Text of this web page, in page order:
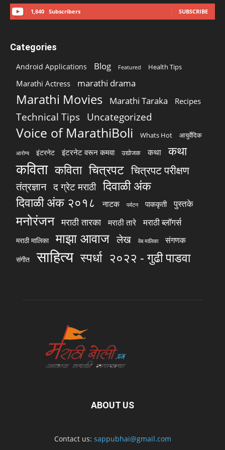
1,840 Subscribers SUBSCRIBE
Categories
Android Applications Blog Featured Health Tips
Marathi Actress marathi drama
Marathi Movies Marathi Taraka Recipes
Technical Tips Uncategorized
Voice of MarathiBoli Whats Hot आयुर्वेदिक
आरोग्य इंटरनेट इंटरनेट वरून कमवा उद्योजक कथा कथा
कविता कविता चित्रपट चित्रपट परीक्षण
तंत्रज्ञान द ग्रेट मराठी दिवाळी अंक
दिवाळी अंक २०१८
नाटक पर्यटन पाककृती पुस्तके
मनोरंजन मराठी तारका मराठी तारे मराठी ब्लॉगर्स
मराठी मालिका माझा आवाज लेख वेब मालिका संगणक
संगीत साहित्य स्पर्धा २०२२ - गुढी पाडवा
ABOUT US
Contact us: sappubhai@gmail.com